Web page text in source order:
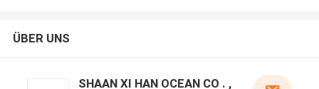
ÜBER UNS
SHAAN XI HAN OCEAN CO . ,